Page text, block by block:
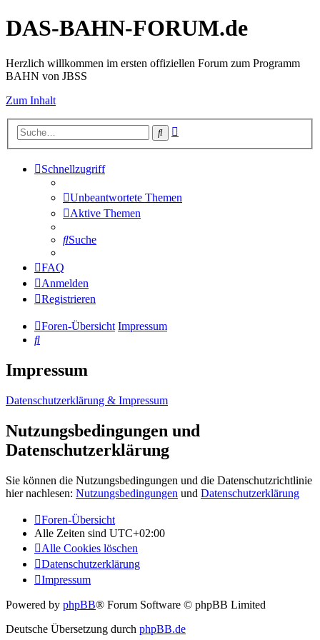
DAS-BAHN-FORUM.de
Herzlich willkommen im ersten offiziellen Forum zum Programm
BAHN von JBSS
Zum Inhalt
Suche
Schnellzugriff
Unbeantwortete Themen
Aktive Themen
Suche
FAQ
Anmelden
Registrieren
Foren-Übersicht Impressum
Suche
Impressum
Datenschutzerklärung & Impressum
Nutzungsbedingungen und
Datenschutzerklärung
Sie können die Nutzungsbedingungen und die Datenschutzrichtlinie
hier nachlesen: Nutzungsbedingungen und Datenschutzerklärung
Foren-Übersicht
Alle Zeiten sind UTC+02:00
Alle Cookies löschen
Datenschutzerklärung
Impressum
Powered by phpBB® Forum Software © phpBB Limited
Deutsche Übersetzung durch phpBB.de